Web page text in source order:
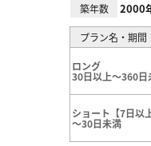
築年数 2000
プラン名・期間
ロング
30日以上～360日
ショート【7日以上
～30日未満